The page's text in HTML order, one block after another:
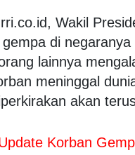
Wakil
di
lainnya
meninggal
akan
Korban